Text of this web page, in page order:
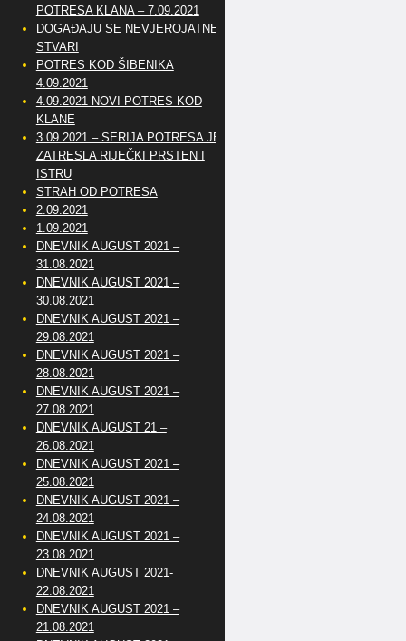
POTRESA KLANA – 7.09.2021
DOGAĐAJU SE NEVJEROJATNE
STVARI
POTRES KOD ŠIBENIKA
4.09.2021
4.09.2021 NOVI POTRES KOD
KLANE
3.09.2021 – SERIJA POTRESA JE
ZATRESLA RIJEČKI PRSTEN I
ISTRU
STRAH OD POTRESA
2.09.2021
1.09.2021
DNEVNIK AUGUST 2021 –
31.08.2021
DNEVNIK AUGUST 2021 –
30.08.2021
DNEVNIK AUGUST 2021 –
29.08.2021
DNEVNIK AUGUST 2021 –
28.08.2021
DNEVNIK AUGUST 2021 –
27.08.2021
DNEVNIK AUGUST 21 –
26.08.2021
DNEVNIK AUGUST 2021 –
25.08.2021
DNEVNIK AUGUST 2021 –
24.08.2021
DNEVNIK AUGUST 2021 –
23.08.2021
DNEVNIK AUGUST 2021-
22.08.2021
DNEVNIK AUGUST 2021 –
21.08.2021